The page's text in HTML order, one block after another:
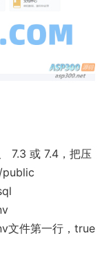
7.3 或 7.4，把压
public
文件第一行，true